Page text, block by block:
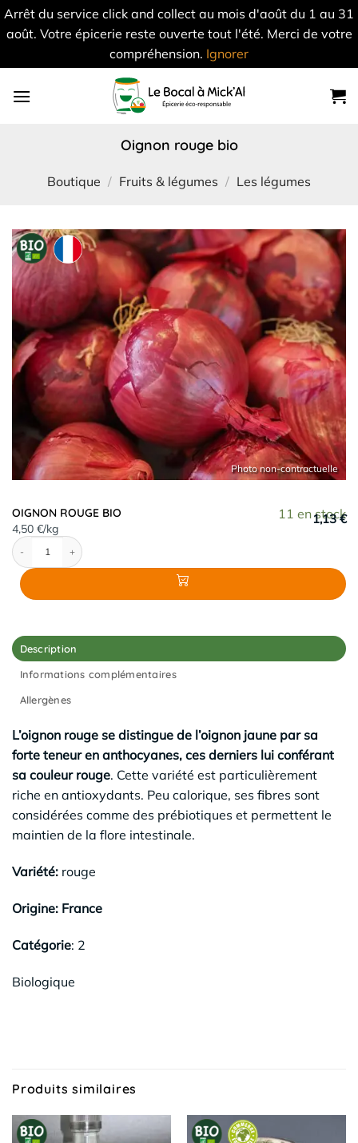
Arrêt du service click and collect au mois d'août du 1 au 31
août. Votre épicerie reste ouverte tout l'été. Merci de votre
compréhension. Ignorer
oignon rouge bio
Boutique / Fruits & légumes / Les légumes
11 en stock
OIGNON ROUGE BIO
4,50 €/kg
1,13 €
quantité de OIGNON ROUGE BIO
Description
Informations complémentaires
Allergènes
L’oignon rouge se distingue de l’oignon jaune par sa
forte teneur en anthocyanes, ces derniers lui conférant
sa couleur rouge. Cette variété est particulièrement
riche en antioxydants. Peu calorique, ses fibres sont
considérées comme des prébiotiques et permettent le
maintien de la flore intestinale.
Variété: rouge
Origine: France
Catégorie: 2
Biologique
Produits similaires